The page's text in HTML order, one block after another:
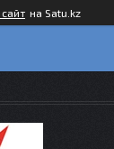
на Satu.kz